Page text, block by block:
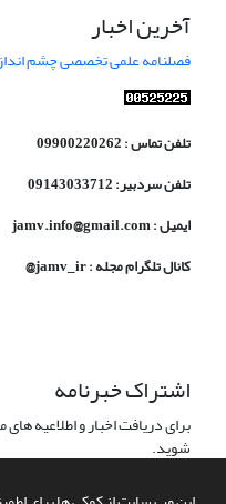
آخرین اخبار
فصلنامه علمی تخصصی چشم
تلفن تماس : 09900220262
تلفن سردبیر: 09143033712
ایمیل : jamv.info@gmail.com
کانال تلگرام مجله : jamv_ir@
اشتراک خبرنامه
برای دریافت اخبار و اطلاعیه
شوید.